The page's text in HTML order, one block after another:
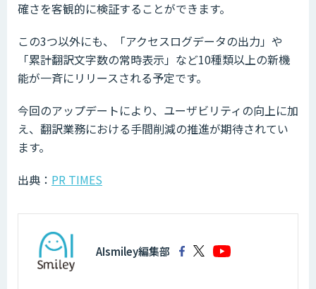
確さを客観的に検証することができます。
この3つ以外にも、「アクセスログデータの出力」や
「累計翻訳文字数の常時表示」など10種類以上の新機
能が一斉にリリースされる予定です。
今回のアップデートにより、ユーザビリティの向上に加
え、翻訳業務における手間削減の推進が期待されてい
ます。
出典： PR TIMES
AIsmiley編集部